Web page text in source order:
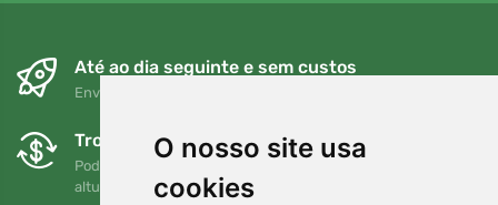
O nosso site usa
cookies
Até ao dia seguinte e sem custos
Envio gratuito para encomendas superiores a 80 EUR
Trocas e devoluções gratuitas
Pode devolver ou trocar a sua encomenda em qualquer
altura no prazo de 90 dias